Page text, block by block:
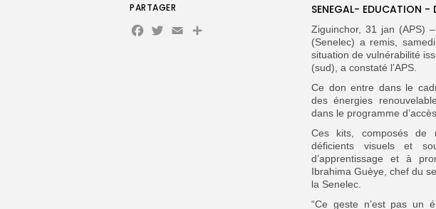
SENEGAL- EDUCATION -
Ziguinchor, 31 jan (APS)
(Senelec) a remis,
situation de vulnérabilité
(sud), a constaté l’APS.
Ce don entre dans le
des énergies
dans le programme
Ces kits, composés de
déficients visuels et
d’apprentissage et à
Ibrahima Guèye, chef du
la Senelec.
“Ce geste n’est pas un
PARTAGER
Facebook
Twitter
EmailPartager